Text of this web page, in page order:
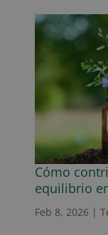
Cómo
equilibrio
Feb 8, 2026 |